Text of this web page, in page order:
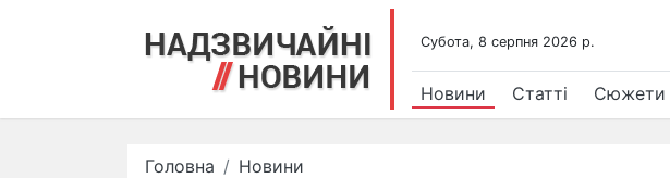
Субота, 8 серпня 2026 р.
Новини Статті Сюжети
Головна Новини